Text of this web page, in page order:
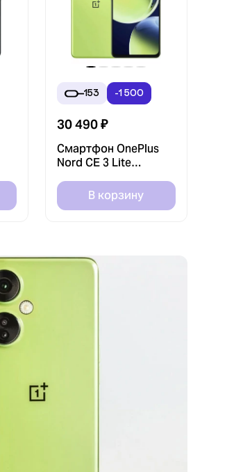
153 -1 500
30 490₽
Смартфон OnePlus
Nord CE 3 Lite
(Pastel Lime)
В корзину